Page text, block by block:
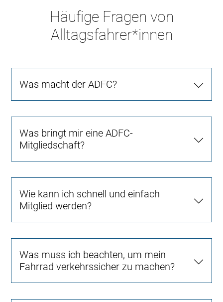
Häufige Fragen von
Alltagsfahrer*innen
Was macht der ADFC?
Was bringt mir eine ADFC-
Mitgliedschaft?
Wie kann ich schnell und einfach
Mitglied werden?
Was muss ich beachten, um mein
Fahrrad verkehrssicher zu machen?